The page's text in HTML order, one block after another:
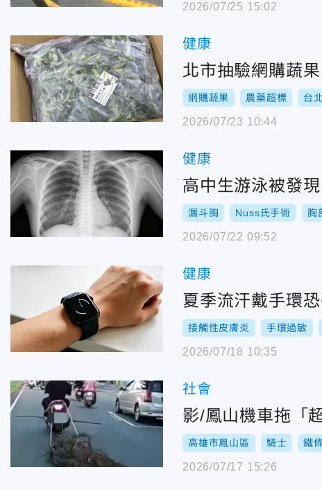
2026/07/25 15:02
健康
北市抽驗網購蔬
網購蔬果 農藥超標 台
2026/07/23 10:44
健康
高中生游泳被發
漏斗胸 Nuss氏手術 胸
2026/07/22 09:52
健康
夏季流汗戴手環
接觸性皮膚炎 手環過敏
2026/07/18 10:35
社會
影/鳳山機車拖「
高雄市鳳山區 騎士 鐵
2026/07/17 15:26